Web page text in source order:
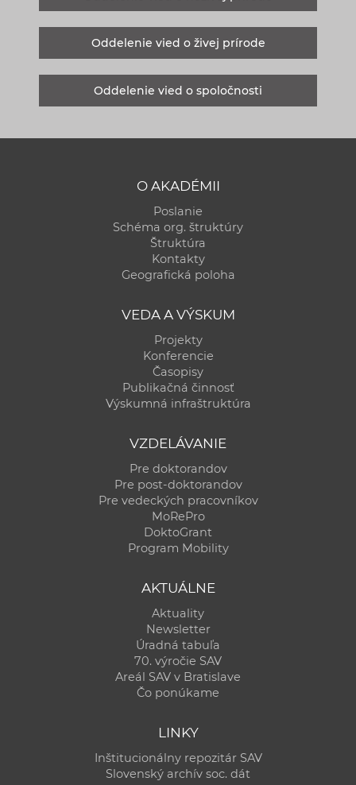
Oddelenie vied o živej prírode
Oddelenie vied o spoločnosti
O AKADÉMII
Poslanie
Schéma org. štruktúry
Štruktúra
Kontakty
Geografická poloha
VEDA A VÝSKUM
Projekty
Konferencie
Časopisy
Publikačná činnosť
Výskumná infraštruktúra
VZDELÁVANIE
Pre doktorandov
Pre post-doktorandov
Pre vedeckých pracovníkov
MoRePro
DoktoGrant
Program Mobility
AKTUÁLNE
Aktuality
Newsletter
Úradná tabuľa
70. výročie SAV
Areál SAV v Bratislave
Čo ponúkame
LINKY
Inštitucionálny repozitár SAV
Slovenský archív soc. dát